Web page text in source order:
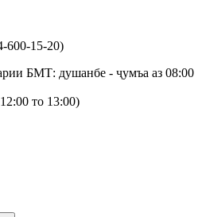
600-15-20)
БМТ: душанбе - ҷумъа аз 08:00
то 13:00)